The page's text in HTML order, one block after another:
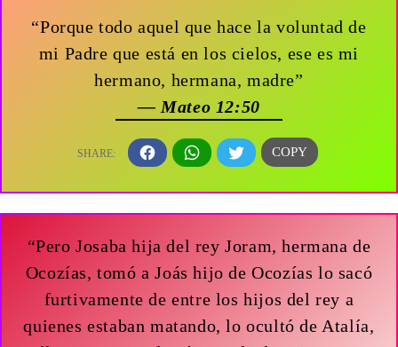
“Porque todo aquel que hace la voluntad de
mi Padre que está en los cielos, ese es mi
hermano, hermana, madre”
— Mateo 12:50
“Pero Josaba hija del rey Joram, hermana de
Ocozías, tomó a Joás hijo de Ocozías lo sacó
furtivamente de entre los hijos del rey a
quienes estaban matando, lo ocultó de Atalía,